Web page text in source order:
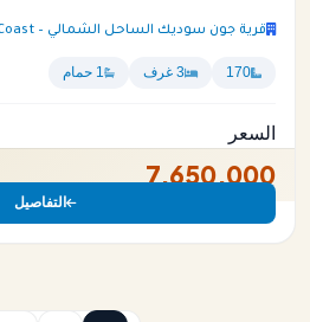
قرية جون سوديك الساحل الشمالي – June Sodic North Coast
170 3 غرف 1 حمام
السعر
7,650,000
التفاصيل